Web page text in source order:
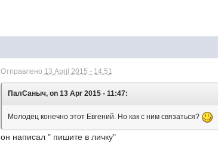
Отправлено 13 April 2015 - 14:51
ПалСаныч, on 13 Apr 2015 - 11:47:
Молодец конечно этот Евгений. Но как с ним связаться?
он написал " пишите в личку"